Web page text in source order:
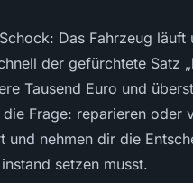
Das Fahrzeug
der gefürchtete Satz
Tausend Euro und
Frage: reparieren oder
nehmen dir die
setzen musst.